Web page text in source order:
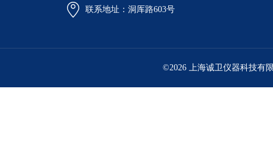
联系地址：洞厍路603号
©2026 上海诚卫仪器科技有